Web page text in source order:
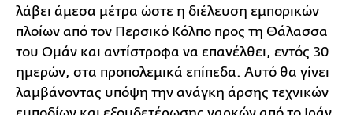
λάβει άμεσα μέτρα ώστε η διέλευση εμπορικών
πλοίων από τον Περσικό Κόλπο προς τη Θάλασσα
του Ομάν και αντίστροφα να επανέλθει, εντός 30
ημερών, στα προπολεμικά επίπεδα. Αυτό θα γίνει
λαμβάνοντας υπόψη την ανάγκη άρσης τεχνικών